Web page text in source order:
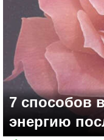
7 способов
энергию